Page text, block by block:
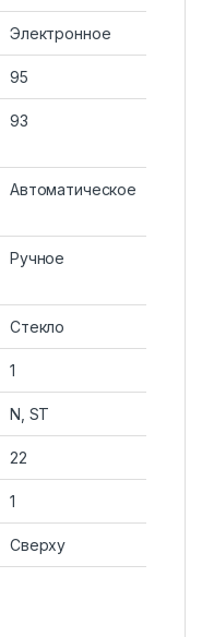
Электронное
95
93
Автоматическое
Ручное
Стекло
1
N, ST
22
1
Сверху